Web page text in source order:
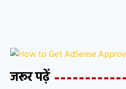
जरूर पढ़ें